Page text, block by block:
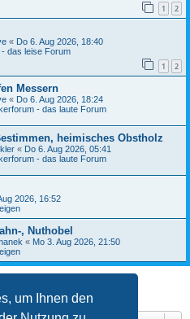
um Ihnen den
1 2
« Do 6. Aug 2026, 18:40
das leise Forum
1 2
Messern
« Do 6. Aug 2026, 18:24
- das laute Forum
heimisches Obstholz
« Do 6. Aug 2026, 05:41
- das laute Forum
2026, 16:52
, Nuthobel
« Mo 3. Aug 2026, 21:50
Treffer • Seite1 von 1